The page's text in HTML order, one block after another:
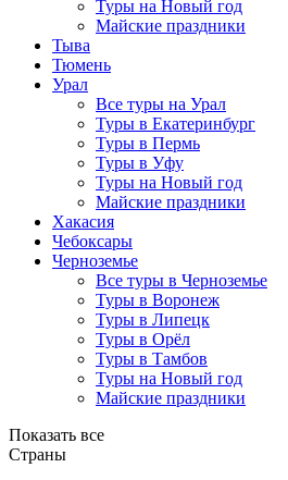
Туры на Новый год
Майские праздники
Тыва
Тюмень
Урал
Все туры на Урал
Туры в Екатеринбург
Туры в Пермь
Туры в Уфу
Туры на Новый год
Майские праздники
Хакасия
Чебоксары
Черноземье
Все туры в Черноземье
Туры в Воронеж
Туры в Липецк
Туры в Орёл
Туры в Тамбов
Туры на Новый год
Майские праздники
Показать все
Страны